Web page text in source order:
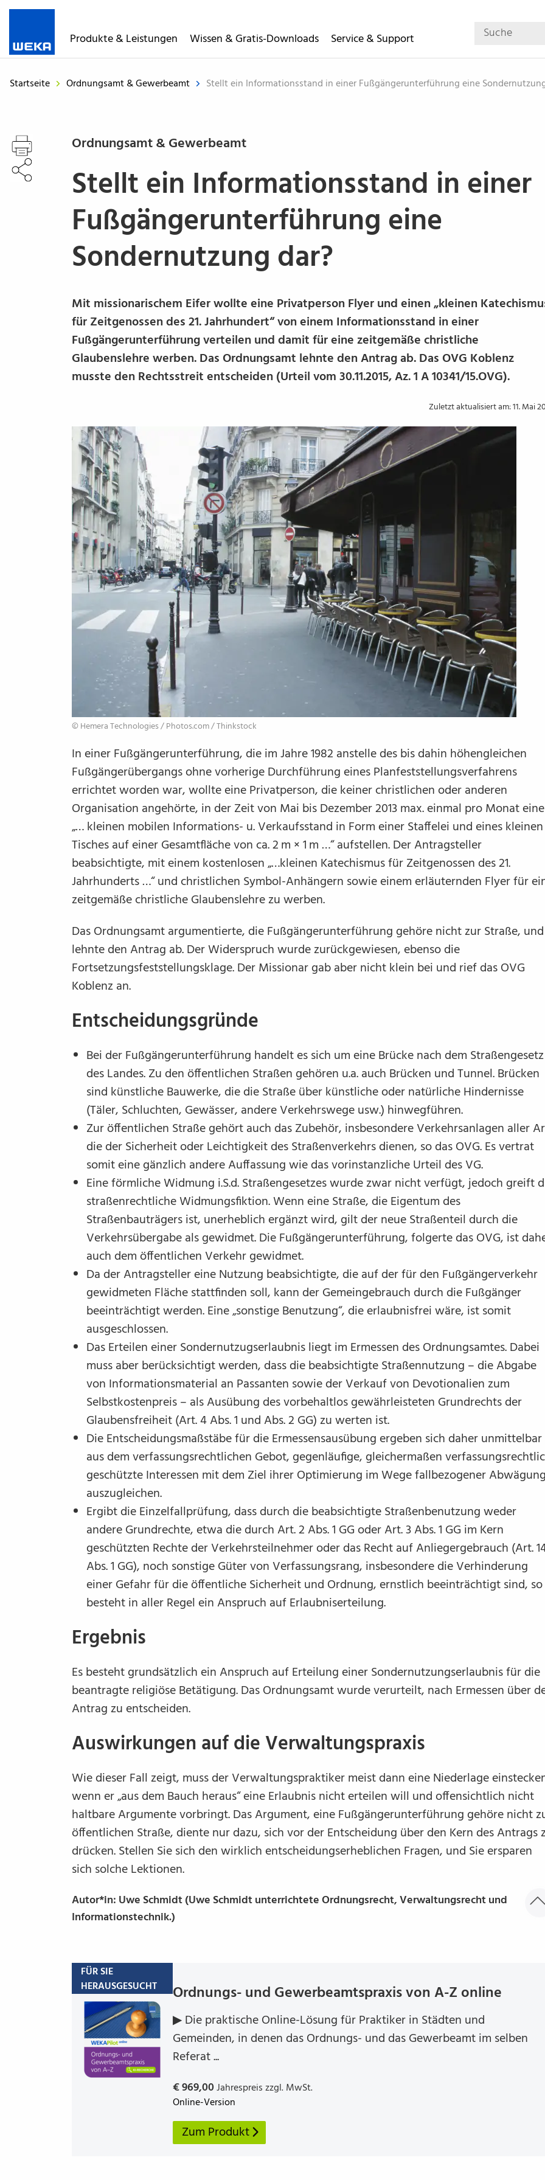
Media
Der
für
Produkte & Leistungen Wissen & Gratis-Downloads Service & Support
Startseite Ordnungsamt & Gewerbeamt Stellt ein Informationsstand in einer Fußgängerunterführung eine
Ordnungsamt & Gewerbeamt
Stellt ein Informationsstand in einer
Fußgängerunterführung eine
Sondernutzung dar?
Mit missionarischem Eifer wollte eine Privatperson Flyer und einen „kleinen
für Zeitgenossen des 21. Jahrhundert“ von einem Informationsstand in einer
Fußgängerunterführung verteilen und damit für eine zeitgemäße christliche
Glaubenslehre werben. Das Ordnungsamt lehnte den Antrag ab. Das OVG Koblenz
musste den Rechtsstreit entscheiden (Urteil vom 30.11.2015, Az. 1 A 10341/15.OVG).
Zuletzt aktualisiert am: 11. Mai
© Hemera Technologies /​ Photos.com /​ Thinkstock
In einer Fußgängerunterführung, die im Jahre 1982 anstelle des bis dahin höhengleichen
Fußgängerübergangs ohne vorherige Durchführung eines Planfeststellungsverfahrens
errichtet worden war, wollte eine Privatperson, die keiner christlichen oder anderen
Organisation angehörte, in der Zeit von Mai bis Dezember 2013 max. einmal pro Monat
„… kleinen mobilen Informations- u. Verkaufsstand in Form einer Staffelei und eines kleinen
Tisches auf einer Gesamtfläche von ca. 2 m × 1 m …“ aufstellen. Der Antragsteller
beabsichtigte, mit einem kostenlosen „…kleinen Katechismus für Zeitgenossen des 21.
Jahrhunderts …“ und christlichen Symbol-Anhängern sowie einem erläuternden Flyer für
zeitgemäße christliche Glaubenslehre zu werben.
Das Ordnungsamt argumentierte, die Fußgängerunterführung gehöre nicht zur Straße, und
lehnte den Antrag ab. Der Widerspruch wurde zurückgewiesen, ebenso die
Fortsetzungsfeststellungsklage. Der Missionar gab aber nicht klein bei und rief das OVG
Koblenz an.
Entscheidungsgründe
Bei der Fußgängerunterführung handelt es sich um eine Brücke nach dem Straßengesetz
des Landes. Zu den öffentlichen Straßen gehören u.a. auch Brücken und Tunnel. Brücken
sind künstliche Bauwerke, die die Straße über künstliche oder natürliche Hindernisse
(Täler, Schluchten, Gewässer, andere Verkehrswege usw.) hinwegführen.
Zur öffentlichen Straße gehört auch das Zubehör, insbesondere Verkehrsanlagen aller
die der Sicherheit oder Leichtigkeit des Straßenverkehrs dienen, so das OVG. Es vertrat
somit eine gänzlich andere Auffassung wie das vorinstanzliche Urteil des VG.
Eine förmliche Widmung i.S.d. Straßengesetzes wurde zwar nicht verfügt, jedoch greift
straßenrechtliche Widmungsfiktion. Wenn eine Straße, die Eigentum des
Straßenbauträgers ist, unerheblich ergänzt wird, gilt der neue Straßenteil durch die
Verkehrsübergabe als gewidmet. Die Fußgängerunterführung, folgerte das OVG, ist
auch dem öffentlichen Verkehr gewidmet.
Da der Antragsteller eine Nutzung beabsichtigte, die auf der für den Fußgängerverkehr
gewidmeten Fläche stattfinden soll, kann der Gemeingebrauch durch die Fußgänger
beeinträchtigt werden. Eine „sonstige Benutzung“, die erlaubnisfrei wäre, ist somit
ausgeschlossen.
Das Erteilen einer Sondernutzugserlaubnis liegt im Ermessen des Ordnungsamtes. Dabei
muss aber berücksichtigt werden, dass die beabsichtigte Straßennutzung – die Abgabe
von Informationsmaterial an Passanten sowie der Verkauf von Devotionalien zum
Selbstkostenpreis – als Ausübung des vorbehaltlos gewährleisteten Grundrechts der
Glaubensfreiheit (Art. 4 Abs. 1 und Abs. 2 GG) zu werten ist.
Die Entscheidungsmaßstäbe für die Ermessensausübung ergeben sich daher unmittelbar
aus dem verfassungsrechtlichen Gebot, gegenläufige, gleichermaßen
geschützte Interessen mit dem Ziel ihrer Optimierung im Wege fallbezogener
auszugleichen.
Ergibt die Einzelfallprüfung, dass durch die beabsichtigte Straßenbenutzung weder
andere Grundrechte, etwa die durch Art. 2 Abs. 1 GG oder Art. 3 Abs. 1 GG im Kern
geschützten Rechte der Verkehrsteilnehmer oder das Recht auf Anliegergebrauch (Art.
Abs. 1 GG), noch sonstige Güter von Verfassungsrang, insbesondere die Verhinderung
einer Gefahr für die öffentliche Sicherheit und Ordnung, ernstlich beeinträchtigt sind, so
besteht in aller Regel ein Anspruch auf Erlaubniserteilung.
Ergebnis
Es besteht grundsätzlich ein Anspruch auf Erteilung einer Sondernutzungserlaubnis für die
beantragte religiöse Betätigung. Das Ordnungsamt wurde verurteilt, nach Ermessen über
Antrag zu entscheiden.
Auswirkungen auf die Verwaltungspraxis
Wie dieser Fall zeigt, muss der Verwaltungspraktiker meist dann eine Niederlage
wenn er „aus dem Bauch heraus“ eine Erlaubnis nicht erteilen will und offensichtlich nicht
haltbare Argumente vorbringt. Das Argument, eine Fußgängerunterführung gehöre nicht
öffentlichen Straße, diente nur dazu, sich vor der Entscheidung über den Kern des Antrags
drücken. Stellen Sie sich den wirklich entscheidungserheblichen Fragen, und Sie ersparen
sich solche Lektionen.
Autor*in: Uwe Schmidt (Uwe Schmidt unterrichtete Ordnungsrecht, Verwaltungsrecht und
Informationstechnik.)
FÜR SIE
HERAUSGESUCHT
Ordnungs- und Gewer­be­amts­praxis von A-Z online
▶ Die praktische Online-Lösung für Praktiker in Städten und
Gemeinden, in denen das Ordnungs- und das Gewerbeamt im selben
Referat ...
€ 969,00Jahrespreis zzgl. MwSt.
Online-Version
Zum Produkt